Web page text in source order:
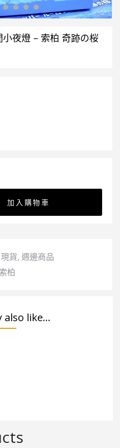
夜燈 – 索柏 奇跡の桜
加入購物車
現貨, 週邊商品
索柏
also like...